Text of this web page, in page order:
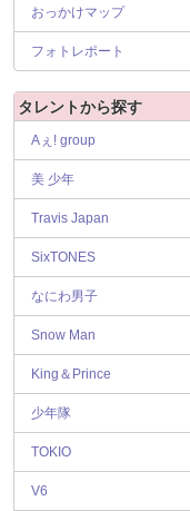
おっかけマップ
フォトレポート
タレントから探す
Aぇ! group
美 少年
Travis Japan
SixTONES
なにわ男子
Snow Man
King＆Prince
少年隊
TOKIO
V6